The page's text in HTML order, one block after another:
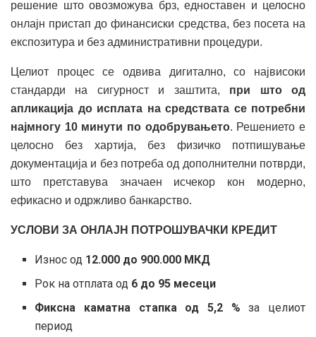
решение што овозможува брз, едноставен и целосно
онлајн пристап до финансиски средства, без посета на
експозитура и без административни процедури.
Целиот процес се одвива дигитално, со највисоки
стандарди на сигурност и заштита, при што од
апликација до исплата на средствата се потребни
најмногу 10 минути по одобрувањето. Решението е
целосно без хартија, без физичко потпишување
документација и без потреба од дополнителни потврди,
што претставува значаен исчекор кон модерно,
ефикасно и одржливо банкарство.
УСЛОВИ ЗА ОНЛАЈН ПОТРОШУВАЧКИ КРЕДИТ
Износ од 12.000 до 900.000 МКД
Рок на отплата од 6 до 95 месеци
Фиксна каматна стапка од 5,2 % за целиот
период